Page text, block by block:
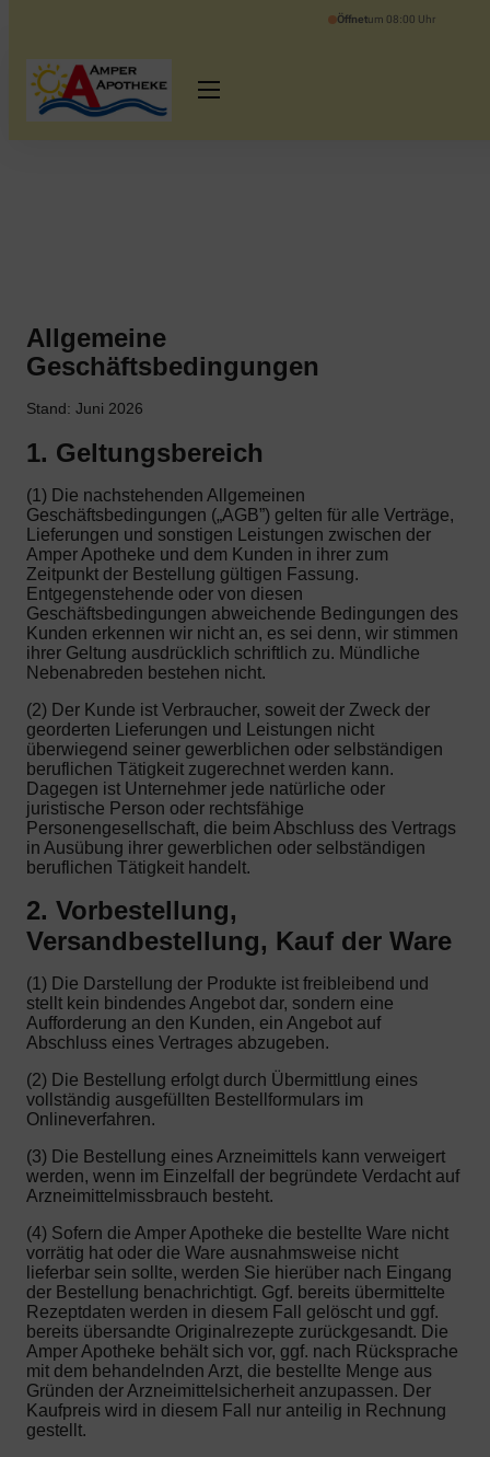
Öffnetum 08:00 Uhr
Allgemeine
Geschäftsbedingungen
Stand: Juni 2026
1. Geltungsbereich
(1) Die nachstehenden Allgemeinen
Geschäftsbedingungen („AGB”) gelten für alle Verträge,
Lieferungen und sonstigen Leistungen zwischen der
Amper Apotheke und dem Kunden in ihrer zum
Zeitpunkt der Bestellung gültigen Fassung.
Entgegenstehende oder von diesen
Geschäftsbedingungen abweichende Bedingungen des
Kunden erkennen wir nicht an, es sei denn, wir stimmen
ihrer Geltung ausdrücklich schriftlich zu. Mündliche
Nebenabreden bestehen nicht.
(2) Der Kunde ist Verbraucher, soweit der Zweck der
georderten Lieferungen und Leistungen nicht
überwiegend seiner gewerblichen oder selbständigen
beruflichen Tätigkeit zugerechnet werden kann.
Dagegen ist Unternehmer jede natürliche oder
juristische Person oder rechtsfähige
Personengesellschaft, die beim Abschluss des Vertrags
in Ausübung ihrer gewerblichen oder selbständigen
beruflichen Tätigkeit handelt.
2. Vorbestellung,
Versandbestellung, Kauf der Ware
(1) Die Darstellung der Produkte ist freibleibend und
stellt kein bindendes Angebot dar, sondern eine
Aufforderung an den Kunden, ein Angebot auf
Abschluss eines Vertrages abzugeben.
(2) Die Bestellung erfolgt durch Übermittlung eines
vollständig ausgefüllten Bestellformulars im
Onlineverfahren.
(3) Die Bestellung eines Arzneimittels kann verweigert
werden, wenn im Einzelfall der begründete Verdacht auf
Arzneimittelmissbrauch besteht.
(4) Sofern die Amper Apotheke die bestellte Ware nicht
vorrätig hat oder die Ware ausnahmsweise nicht
lieferbar sein sollte, werden Sie hierüber nach Eingang
der Bestellung benachrichtigt. Ggf. bereits übermittelte
Rezeptdaten werden in diesem Fall gelöscht und ggf.
bereits übersandte Originalrezepte zurückgesandt. Die
Amper Apotheke behält sich vor, ggf. nach Rücksprache
mit dem behandelnden Arzt, die bestellte Menge aus
Gründen der Arzneimittelsicherheit anzupassen. Der
Kaufpreis wird in diesem Fall nur anteilig in Rechnung
gestellt.